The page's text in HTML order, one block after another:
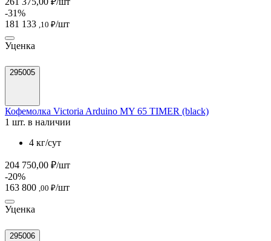
-31%
181 133 ,10 ₽/шт
Уценка
295005
Кофемолка Victoria Arduino MY 65 TIMER (black)
1 шт. в наличии
4 кг/сут
204 750,00 ₽/шт
-20%
163 800 ,00 ₽/шт
Уценка
295006